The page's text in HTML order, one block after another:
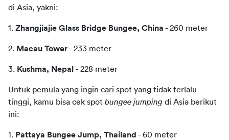
di Asia, yakni:
1. Zhangjiajie Glass Bridge Bungee, China - 260 meter
2. Macau Tower - 233 meter
3. Kushma, Nepal - 228 meter
Untuk pemula yang ingin cari spot yang tidak terlalu
tinggi, kamu bisa cek spot bungee jumping di Asia berikut
ini:
1. Pattaya Bungee Jump, Thailand - 60 meter